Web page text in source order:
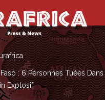
: 6 Personnes Tuées
Explosif